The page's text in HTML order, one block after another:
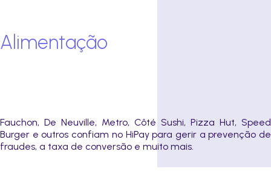
Alimentação
Fauchon, De Neuville, Metro, Côté Sushi, Pizza Hut, Speed
Burger e outros confiam no HiPay para gerir a prevenção de
fraudes, a taxa de conversão e muito mais.